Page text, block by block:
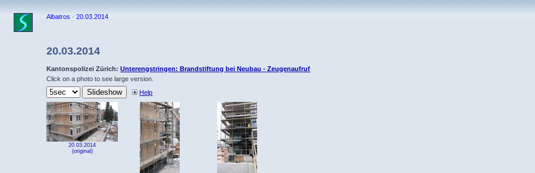
Albatros ·20.03.2014
20.03.2014
Kantonspolizei Zürich:Unterengstringen: Brandstiftung bei Neubau - Zeugenaufruf
Click on a photo to see large version.
Help
20.03.2014
(original)